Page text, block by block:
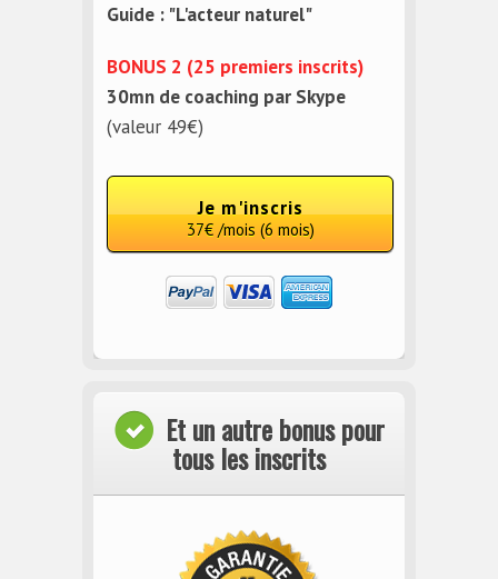
Guide : "L'acteur naturel"
BONUS 2 (25 premiers inscrits)
30mn de coaching par Skype
(valeur 49€)
Je m'inscris
37€ /mois (6 mois)
Et un autre bonus pour
tous les inscrits